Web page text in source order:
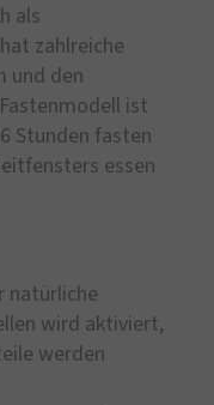
als
zahlreiche
und den
ist
Stunden fasten
essen
natürliche
wird aktiviert,
werden